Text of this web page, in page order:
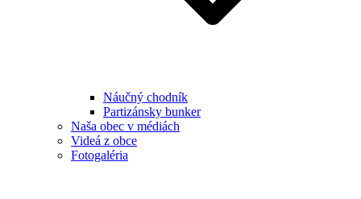
Náučný chodník
Partizánsky bunker
Naša obec v médiách
Videá z obce
Fotogaléria